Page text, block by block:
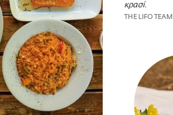
κρασί.
THE LIFO TEAM